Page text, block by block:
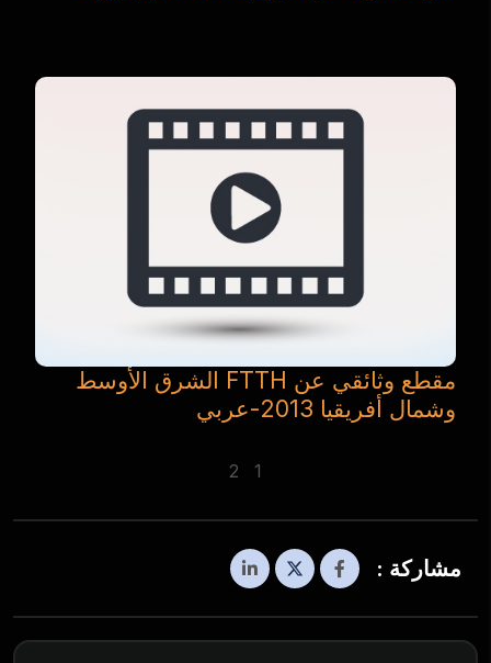
مقطع وثائقي عن FTTH الشرق الأوسط
وشمال أفريقيا 2013-عربي
1
2
مشاركة :